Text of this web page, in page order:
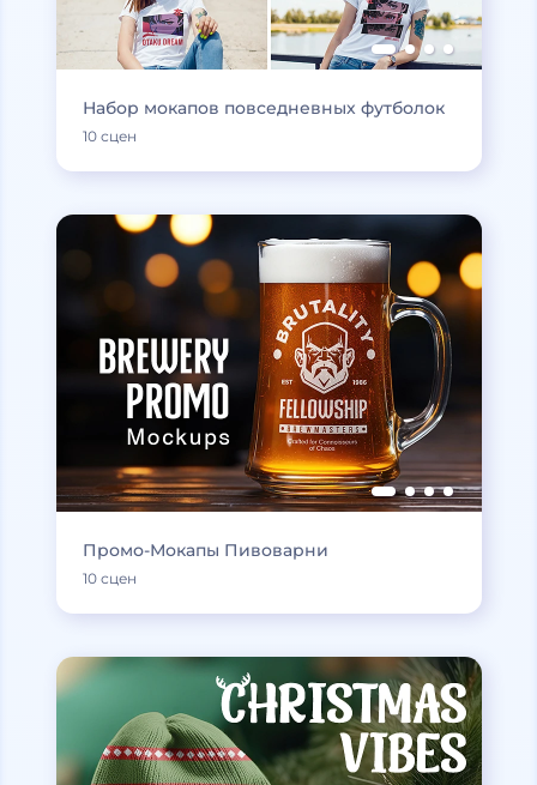
Набор мокапов повседневных футболок
10 сцен
Промо-Мокапы Пивоварни
10 сцен